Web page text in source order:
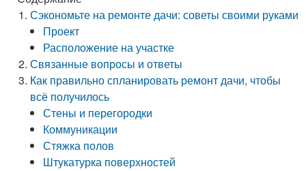
Сэкономьте на ремонте дачи: советы своими руками
Проект
Расположение на участке
Связанные вопросы и ответы
Как правильно спланировать ремонт дачи, чтобы
всё получилось
Стены и перегородки
Коммуникации
Стяжка полов
Штукатурка поверхностей